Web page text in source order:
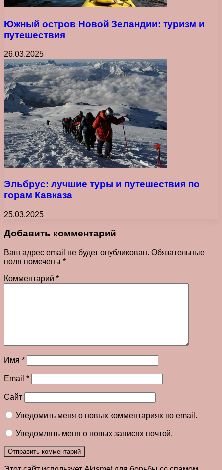
Южный остров Новой Зеландии: туризм и
путешествия
26.03.2025
Эльбрус: лучшие туры и путешествия по
горам Кавказа
25.03.2025
Добавить комментарий
Ваш адрес email не будет опубликован. Обязательные
поля помечены *
Комментарий *
Имя *
Email *
Сайт
Уведомить меня о новых комментариях по email.
Уведомлять меня о новых записях почтой.